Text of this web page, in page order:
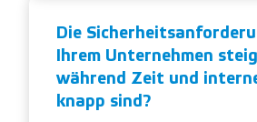
Die
Ihrem Unternehmen
während Zeit und
knapp sind?